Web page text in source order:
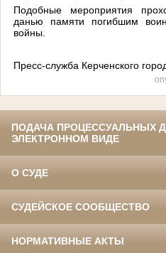
Подобные мероприятия
данью памяти погибшим
войны.
Пресс-служба Керченского
ПОДАЧА ПРОЦЕССУАЛЬНЫХ
ЭЛЕКТРОННОМ ВИДЕ
О СУДЕ
СУДЕЙСКОЕ СООБЩЕСТВО
НОРМАТИВНЫЕ АКТЫ